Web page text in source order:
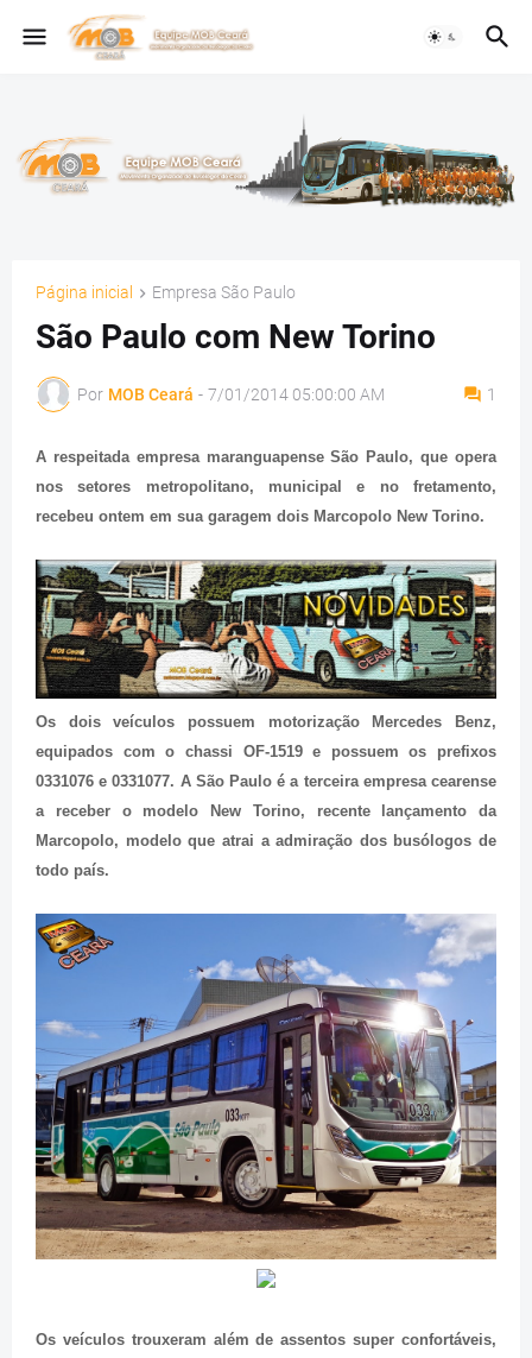
Página inicial Empresa São Paulo
São Paulo com New Torino
Por MOB Ceará - 7/01/2014 05:00:00 AM 1
A respeitada empresa maranguapense São Paulo, que opera
nos setores metropolitano, municipal e no fretamento,
recebeu ontem em sua garagem dois Marcopolo New Torino.
Os dois veículos possuem motorização Mercedes Benz,
equipados com o chassi OF-1519 e possuem os prefixos
0331076 e 0331077. A São Paulo é a terceira empresa cearense
a receber o modelo New Torino, recente lançamento da
Marcopolo, modelo que atrai a admiração dos busólogos de
todo país.
Os veículos trouxeram além de assentos super confortáveis,